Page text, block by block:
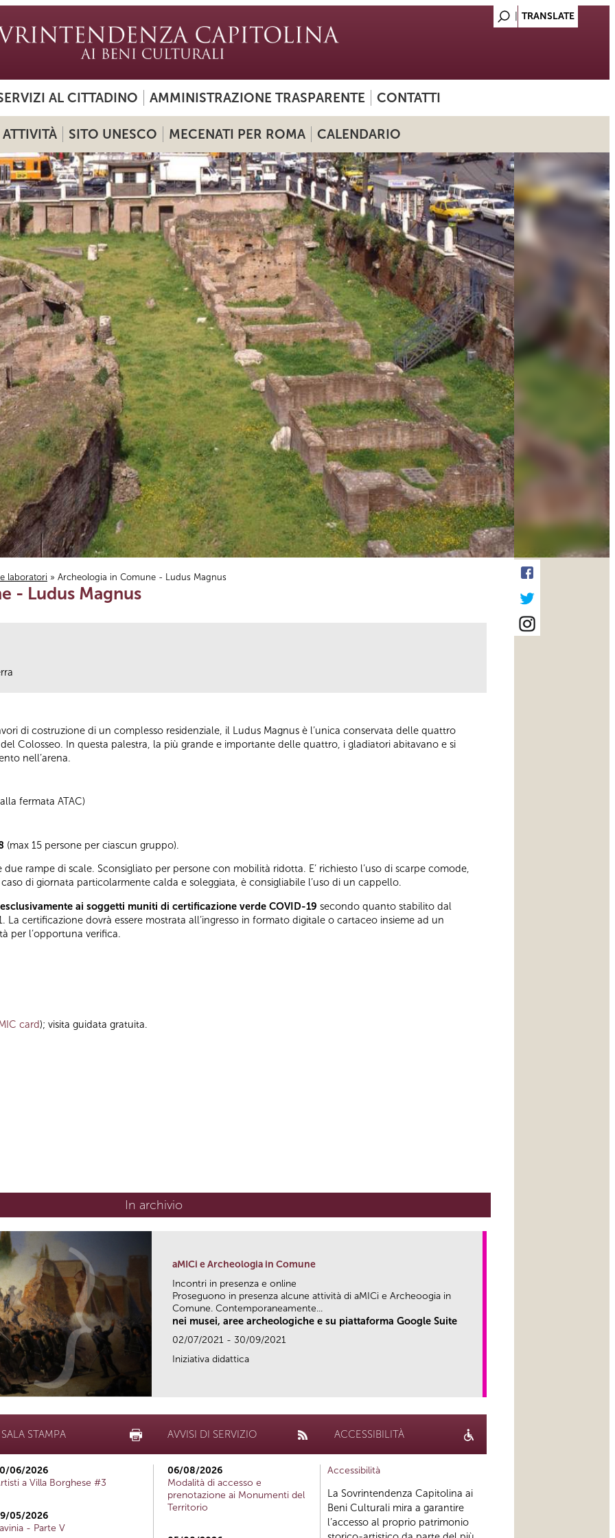
AL CITTADINO AMMINISTRAZIONE TRASPARENTE CONTATTI
ATTIVITÀ SITO UNESCO MECENATI PER ROMA CALENDARIO
laboratori » Archeologia in Comune - Ludus Magnus
- Ludus Magnus
di costruzione di un complesso residenziale, il Ludus Magnus è l’unica conservata delle quattro
Colosseo. In questa palestra, la più grande e importante delle quattro, i gladiatori abitavano e si
nell’arena.
fermata ATAC)
(max 15 persone per ciascun gruppo).
rampe di scale. Sconsigliato per persone con mobilità ridotta. E’ richiesto l’uso di scarpe comode,
di giornata particolarmente calda e soleggiata, è consigliabile l’uso di un cappello.
ai soggetti muniti di certificazione verde COVID-19 secondo quanto stabilito dal
La certificazione dovrà essere mostrata all’ingresso in formato digitale o cartaceo insieme ad un
per l’opportuna verifica.
card); visita guidata gratuita.
In archivio
aMICi e Archeologia in Comune
Incontri in presenza e online
Proseguono in presenza alcune attività di aMICi e Archeoogia in
Comune. Contemporaneamente...
nei musei, aree archeologiche e su piattaforma Google Suite
02/07/2021 - 30/09/2021
Iniziativa didattica
SALA STAMPA
06/2026
a Villa Borghese #3
05/2026
- Parte V
AVVISI DI SERVIZIO
06/08/2026
Modalità di accesso e
prenotazione ai Monumenti del
Territorio
ACCESSIBILITÀ
Accessibilità
La Sovrintendenza Capitolina ai
Beni Culturali mira a garantire
l’accesso al proprio patrimonio